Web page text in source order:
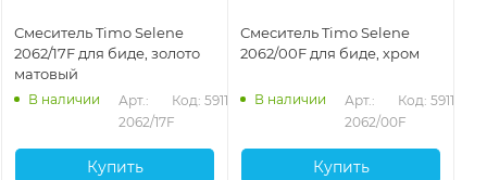
Смеситель Timo Selene
2062/17F для биде, золото
матовый
В наличии
Арт.:
2062/17F
Код: 59118
Купить
Смеситель Timo Selene
2062/00F для биде, хром
В наличии
Арт.:
2062/00F
Код: 59116
Купить